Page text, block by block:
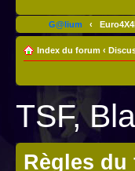
G@lium ‹
Index du forum ‹
TSF,
Règles du